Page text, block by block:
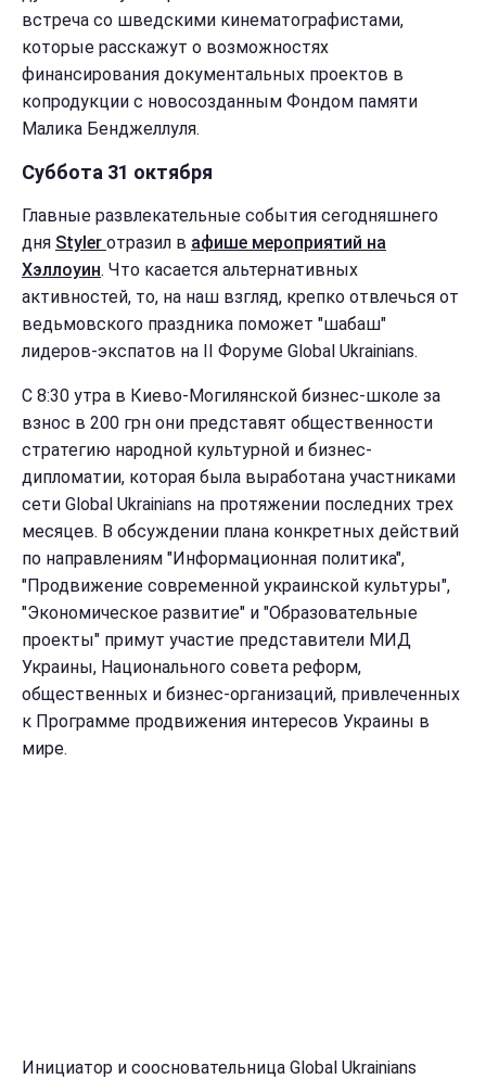
встреча со шведскими кинематографистами,
которые расскажут о возможностях
финансирования документальных проектов в
копродукции с новосозданным Фондом памяти
Малика Бенджеллуля.
Суббота 31 октября
Главные развлекательные события сегодняшнего
дня Styler отразил в афише мероприятий на
Хэллоуин. Что касается альтернативных
активностей, то, на наш взгляд, крепко отвлечься от
ведьмовского праздника поможет "шабаш"
лидеров-экспатов на ІІ Форуме Global Ukrainians.
С 8:30 утра в Киево-Могилянской бизнес-школе за
взнос в 200 грн они представят общественности
стратегию народной культурной и бизнес-
дипломатии, которая была выработана участниками
сети Global Ukrainians на протяжении последних трех
месяцев. В обсуждении плана конкретных действий
по направлениям "Информационная политика",
"Продвижение современной украинской культуры",
"Экономическое развитие" и "Образовательные
проекты" примут участие представители МИД
Украины, Национального совета реформ,
общественных и бизнес-организаций, привлеченных
к Программе продвижения интересов Украины в
мире.
Инициатор и соосновательница Global Ukrainians